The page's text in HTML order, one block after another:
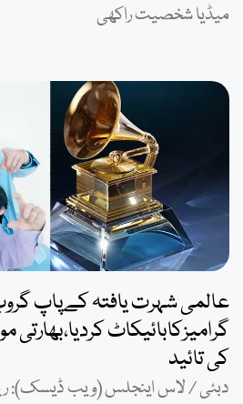
میڈیا شخصیت راکھی
گرامیزکابائیکاٹ
کی تائید
دبئی / لاس اینجلس (ویب ڈیسک):